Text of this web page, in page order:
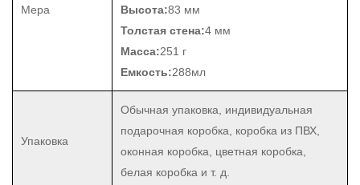
Мера
Высота:83 мм
Толстая стена:4 мм
Масса:251 г
Емкость:288мл
Упаковка
Обычная упаковка, индивидуальная
подарочная коробка, коробка из ПВХ,
оконная коробка, цветная коробка,
белая коробка и т. д.